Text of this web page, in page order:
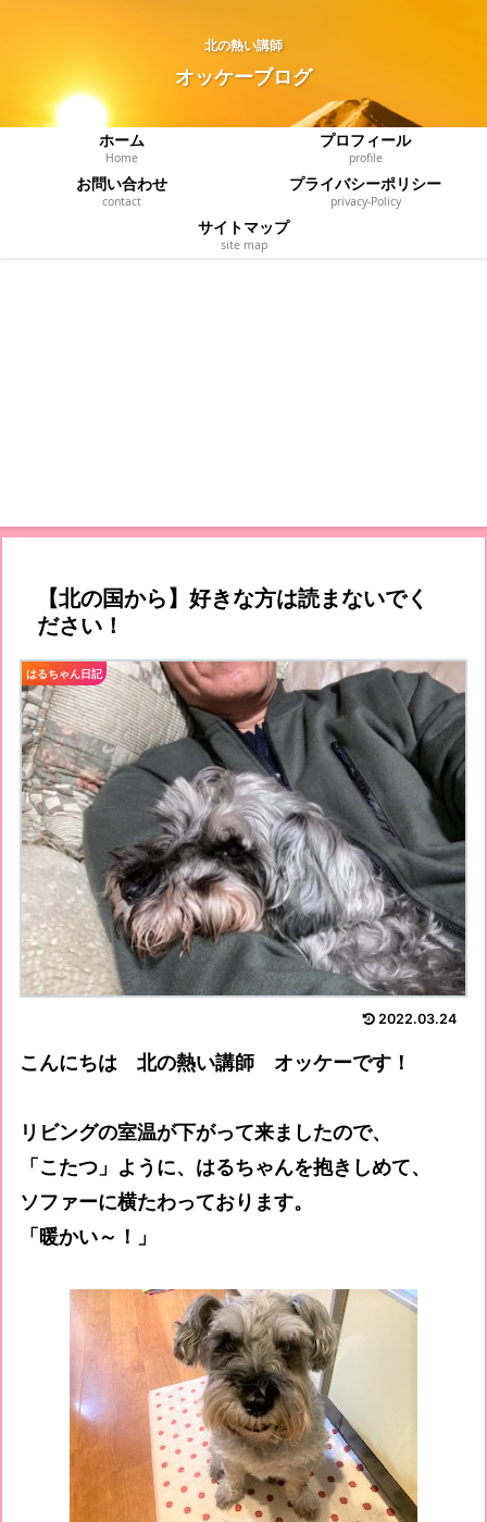
北の熱い講師
オッケーブログ
ホーム
Home
プロフィール
profile
お問い合わせ
contact
プライバシーポリシー
privacy‐Policy
サイトマップ
site map
【北の国から】好きな方は読まないでく
ださい！
はるちゃん日記
2022.03.24
こんにちは 北の熱い講師 オッケーです！
リビングの室温が下がって来ましたので、
「こたつ」ように、はるちゃんを抱きしめて、
ソファーに横たわっております。
「暖かい～！」